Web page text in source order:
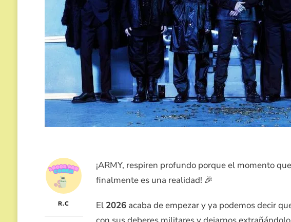
R.C
¡ARMY, respiren profundo porque el momento
finalmente es una realidad! 🎉
El 2026acaba de empezar y ya podemos decir